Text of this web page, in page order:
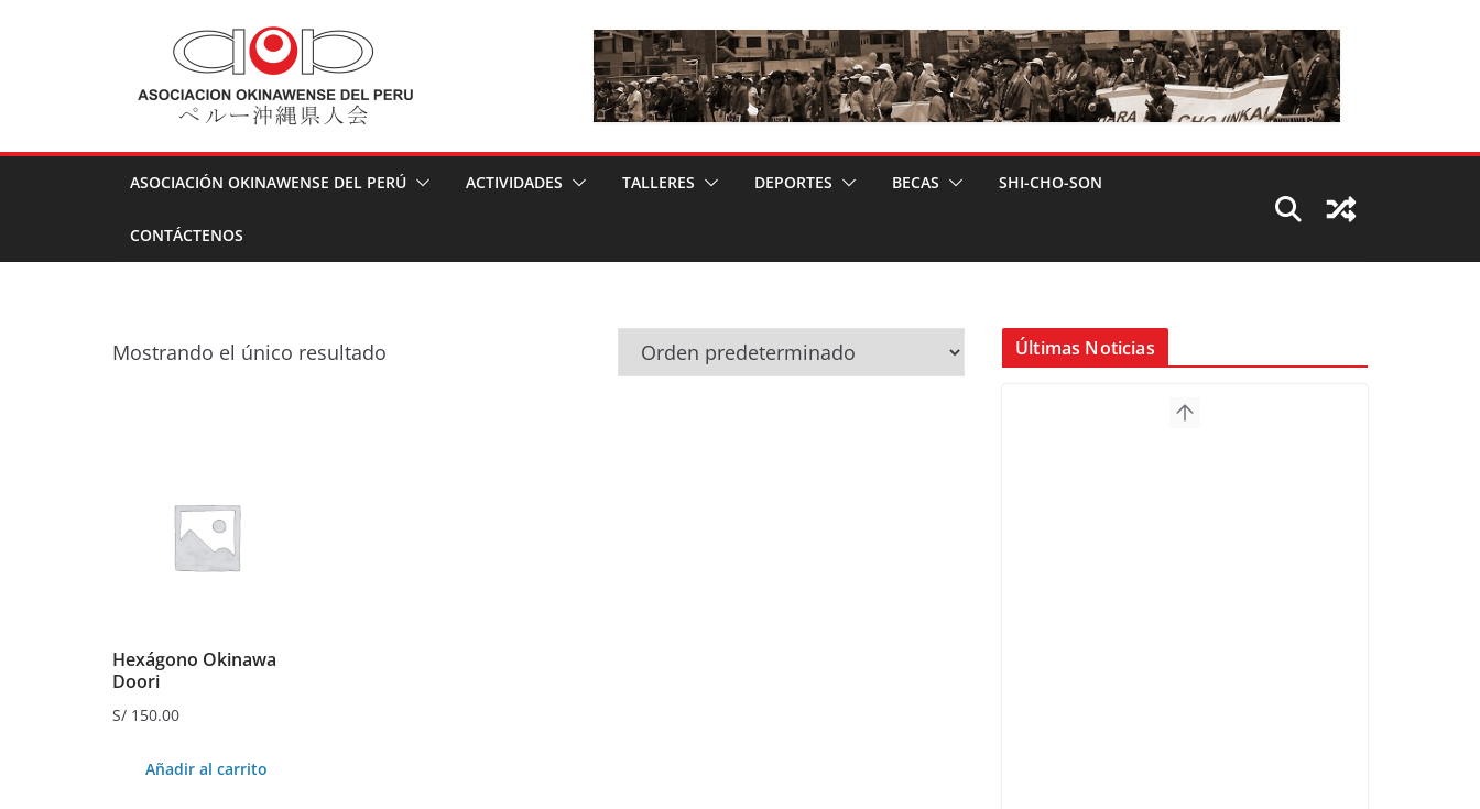
ASOCIACIÓN OKINAWENSE DEL PERÚ ACTIVIDADES TALLERES DEPORTES BECAS SHI-CHO-SON
CONTÁCTENOS
Mostrando el único resultado
Hexágono Okinawa
Doori
S/ 150.00
Añadir al carrito
Últimas Noticias